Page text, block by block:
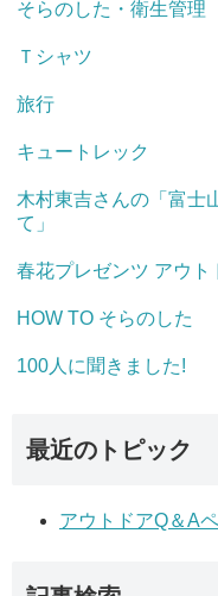
そらのした・衛生管理
Ｔシャツ
旅行
キュートレック
木村東吉さんの「富士
て」
春花プレゼンツ アウト
HOW TO そらのした
100人に聞きました!
最近のトピック
アウトドアQ＆A